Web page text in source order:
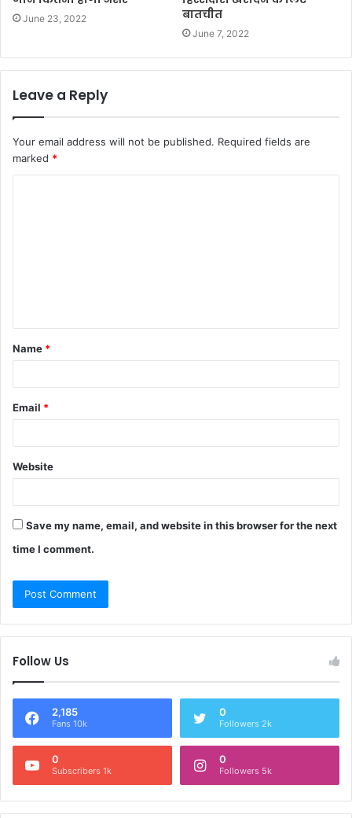
June 23, 2022
बातचीत
June 7, 2022
Leave a Reply
Your email address will not be published. Required fields are
marked *
t
*
Name *
Email *
Website
Save my name, email, and website in this browser for the next
time I comment.
Follow Us
2,185
Fans 10k
0
Followers 2k
0
Subscribers 1k
0
Followers 5k